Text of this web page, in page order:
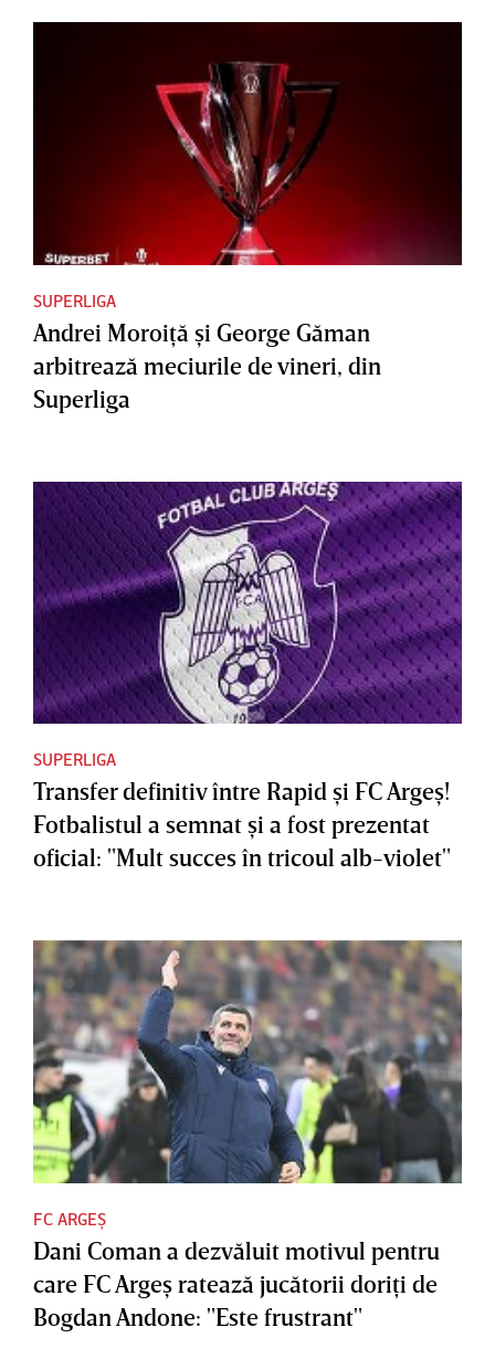
SUPERLIGA
Andrei Moroiţă şi George Găman
arbitrează meciurile de vineri, din
Superliga
SUPERLIGA
Transfer definitiv între Rapid şi FC Argeş!
Fotbalistul a semnat şi a fost prezentat
oficial: "Mult succes în tricoul alb-violet"
FC ARGEȘ
Dani Coman a dezvăluit motivul pentru
care FC Argeş ratează jucătorii doriţi de
Bogdan Andone: "Este frustrant"